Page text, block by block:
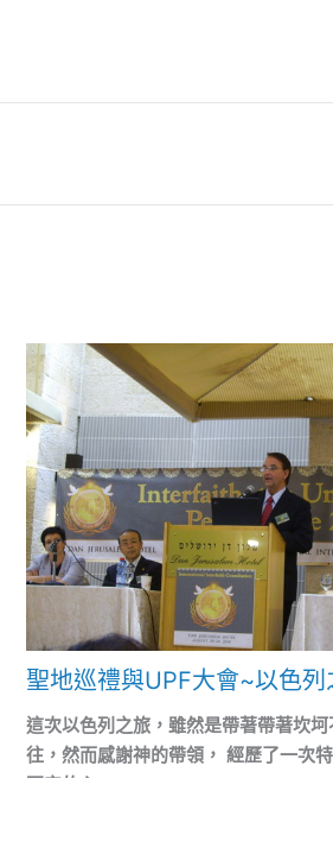
聖地巡禮與UPF大會~以色列
這次以色列之旅，雖然是帶著帶著坎
往，然而感謝神的帶領， 經歷了一次
不安的心...